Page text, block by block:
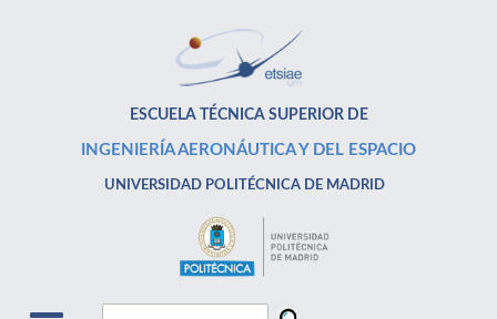
ESCUELA TÉCNICA SUPERIOR DE
INGENIERÍA AERONÁUTICA Y DEL ESPACIO
UNIVERSIDAD POLITÉCNICA DE MADRID